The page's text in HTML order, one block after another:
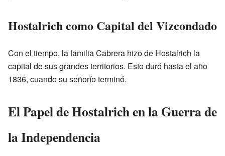
Hostalrich como Capital del Vizcondado
Con el tiempo, la familia Cabrera hizo de Hostalrich la
capital de sus grandes territorios. Esto duró hasta el año
1836, cuando su señorío terminó.
El Papel de Hostalrich en la Guerra de
la Independencia